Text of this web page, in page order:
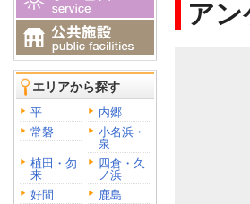
エリアから探す
平
内郷
常磐
小名浜・
泉
植田・勿
来
四倉・久
ノ浜
好間
鹿島
ア